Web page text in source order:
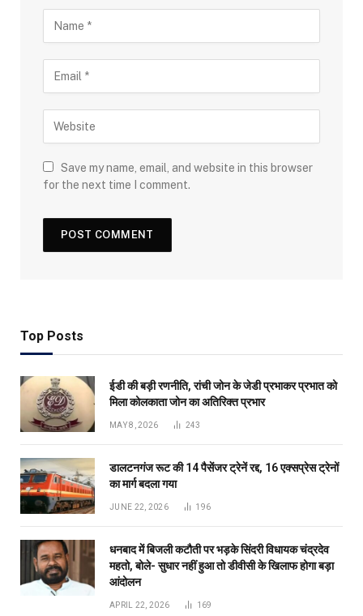
Save my name, email, and website in this browser
for the next time I comment.
Top Posts
ईडी की बड़ी रणनीति, रांची जोन के जेडी प्रभाकर प्रभात को
मिला कोलकाता जोन का अतिरिक्त प्रभार
MAY 8, 2026 243
डालटनगंज रूट की 14 पैसेंजर ट्रेनें रद्द, 16 एक्सप्रेस ट्रेनों
का मार्ग बदला गया
JUNE 22, 2026 196
धनबाद में बिजली कटौती पर भड़के सिंदरी विधायक चंद्रदेव
महतो, बोले- सुधार नहीं हुआ तो डीवीसी के खिलाफ होगा बड़ा
आंदोलन
APRIL 22, 2026 169